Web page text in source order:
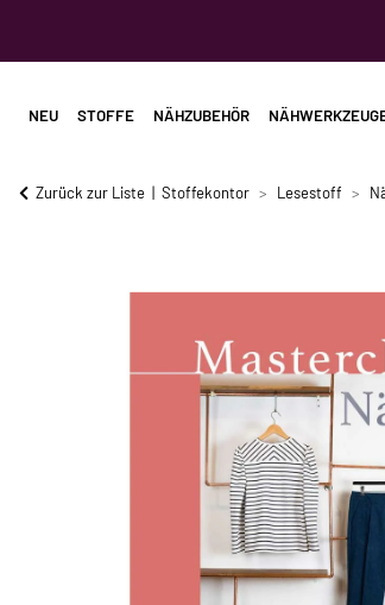
NEU STOFFE NÄHZUBEHÖR
Zurück zur Liste Stoffekontor Lesestoff